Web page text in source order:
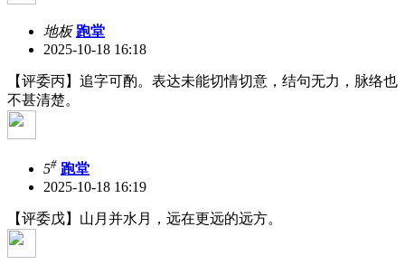
地板 跑堂
2025-10-18 16:18
【评委丙】追字可酌。表达未能切情切意，结句无力，脉络也
不甚清楚。
5# 跑堂
2025-10-18 16:19
【评委戊】山月并水月，远在更远的远方。